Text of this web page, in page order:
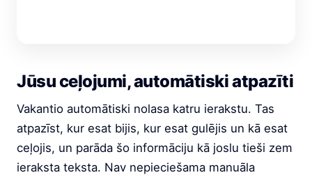
Jūsu ceļojumi, automātiski atpazīti
Vakantio automātiski nolasa katru ierakstu. Tas
atpazīst, kur esat bijis, kur esat gulējis un kā esat
ceļojis, un parāda šo informāciju kā joslu tieši zem
ieraksta teksta. Nav nepieciešama manuāla